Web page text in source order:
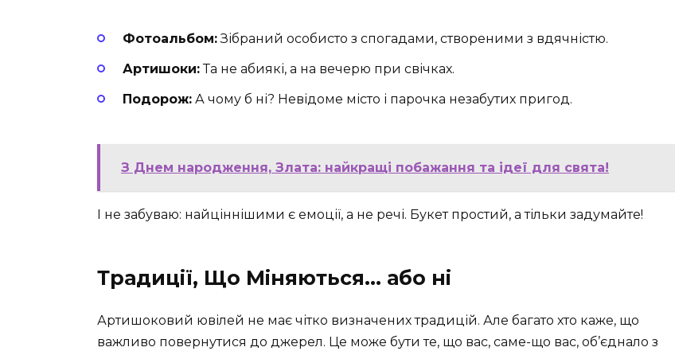
Фотоальбом:Зібраний особисто з спогадами, створеними з вдячністю.
Артишоки:Та не абиякі, а на вечерю при свічках.
Подорож: А чому б ні? Невідоме місто і парочка незабутих пригод.
З Днем народження, Злата: найкращі побажання та ідеї для свята!
І не забуваю: найціннішими є емоції, а не речі. Букет простий, а тільки задумайте!
Традиції, Що Міняються… або ні
Артишоковий ювілей не має чітко визначених традицій. Але багато хто каже, що
важливо повернутися до джерел. Це може бути те, що вас, саме-що вас, об’єднало з